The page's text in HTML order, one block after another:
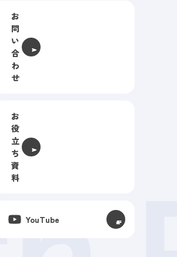
お
問
い
合
わ
せ
お
役
立
ち
資
料
YouTube